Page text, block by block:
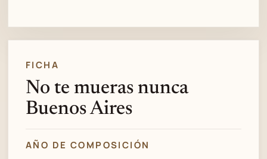
FICHA
No te mueras nunca
Buenos Aires
AÑO DE COMPOSICIÓN